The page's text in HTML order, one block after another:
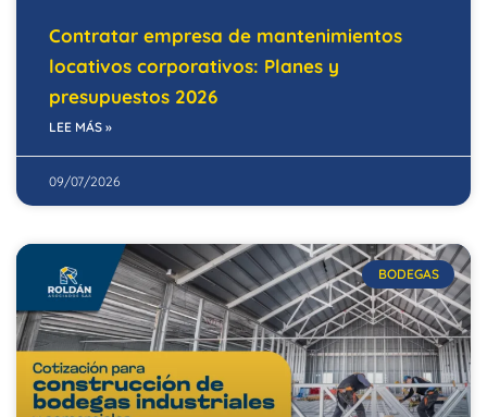
Contratar empresa de mantenimientos
locativos corporativos: Planes y
presupuestos 2026
LEE MÁS »
09/07/2026
BODEGAS